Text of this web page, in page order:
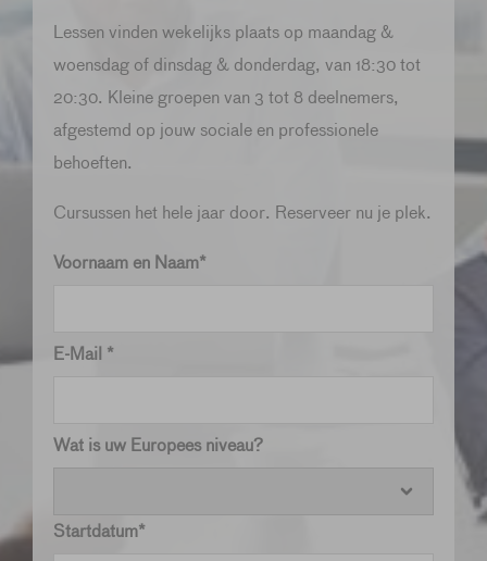
Voornaam en Naam*
E-Mail *
Wat is uw Europees niveau?
Startdatum*
Lessen vinden wekelijks plaats op maandag &
woensdag of dinsdag & donderdag, van 18:30 tot
20:30. Kleine groepen van 3 tot 8 deelnemers,
afgestemd op jouw sociale en professionele
behoeften.
Cursussen het hele jaar door. Reserveer nu je plek.